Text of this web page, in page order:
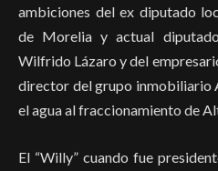
ambiciones del ex diputado
de Morelia y actual
Wilfrido Lázaro y del
director del grupo inmobiliario
el agua al fraccionamiento de
El “Willy” cuando fue